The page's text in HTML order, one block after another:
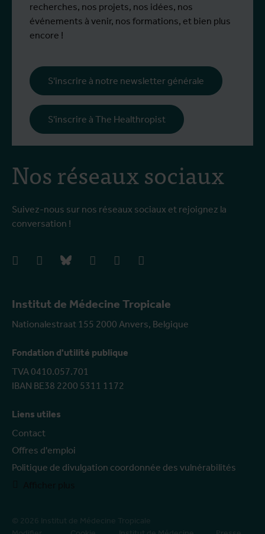
Institut de Médecine Tropicale
Nationalestraat 155 2000 Anvers, Belgique
Fondation d'utilité publique
TVA 0410.057.701
IBAN BE38 2200 5311 1172
Liens utiles
Contact
Offres d'emploi
Politique de divulgation coordonnée des vulnérabilités
Nos réseaux sociaux
Suivez-nous sur nos réseaux sociaux et rejoignez la
conversation !
facebookinstagrambluesky linkedIn youtube
recherches, nos projets, nos idées, nos
événements à venir, nos formations, et bien plus
encore !
S'inscrire à notre newsletter générale
S'inscrire à The Healthropist
© 2026 Institut de Médecine Tropicale